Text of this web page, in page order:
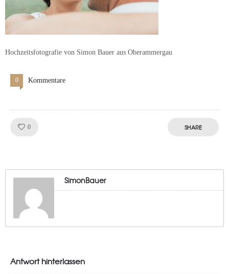
Hochzeitsfotografie von Simon Bauer aus Oberammergau
0 Kommentare
0 SHARE
SimonBauer
Antwort hinterlassen